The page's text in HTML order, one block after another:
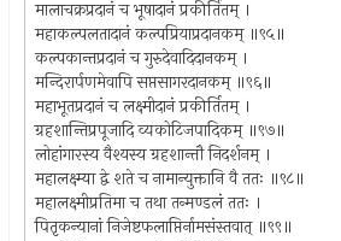
मालाचक्रप्रदानं च भूषादानं प्रकीर्तितम् ।
महाकल्पलतादानं कल्पप्रियाप्रदानकम् ॥९५॥
कल्पकान्तप्रदानं च गुरुदेवादिदानकम् ।
मन्दिरार्पणमेवापि सप्तसागरदानकम् ॥९६॥
महाभूतप्रदानं च लक्ष्मीदानं प्रकीर्तितम् ।
ग्रहशान्तिप्रपूजादि व्यकोटिजपादिकम् ॥९७॥
लोहांगारस्य वैश्यस्य ग्रहशान्तौ निदर्शनम् ।
महालक्ष्म्या द्वे शते च नामान्युक्तानि वै ततः ॥९८॥
महालक्ष्मीप्रतिमा च तथा तन्मण्डलं ततः ।
पितृकन्यानां निजेष्टफलाप्तिर्नामसंस्तवात् ॥९९॥